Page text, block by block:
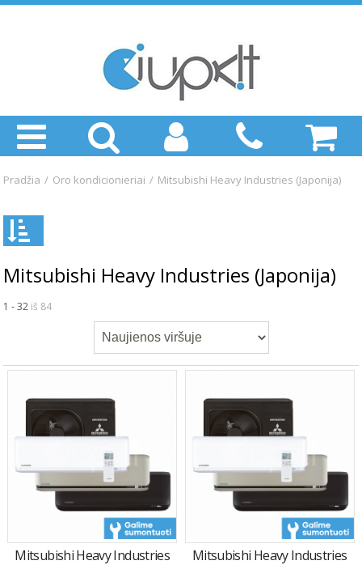
Pradžia / Oro kondicionieriai / Mitsubishi Heavy Industries (Japonija)
Mitsubishi Heavy Industries (Japonija)
1 - 32 iš 84